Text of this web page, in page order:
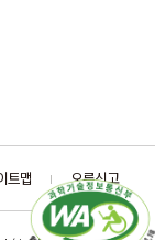
트맵 오류신고